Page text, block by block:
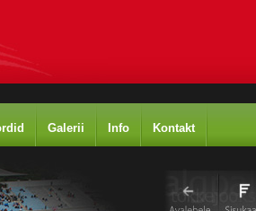
Galerii Info Kontakt